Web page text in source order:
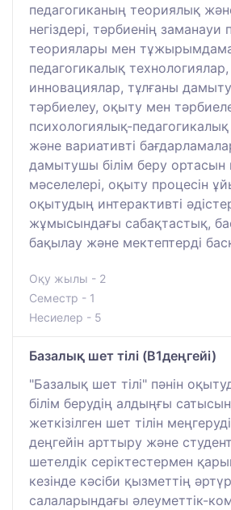
педагогиканың теориялық
негіздері, тәрбиенің заманауи
теориялары мен
педагогикалық
инновациялар, тұлғаны
тәрбиелеу, оқыту мен
психологиялық-педагогикалық
және вариативті
дамытушы білім беру ортасын
мәселелері, оқыту процесін
оқытудың интерактивті
жұмысындағы сабақтастық,
бақылау және мектептерді
Оқу жылы - 2
Семестр - 1
Несиелер - 5
Базалық шет тілі (B1деңгейі)
"Базалық шет тілі" пәнін
білім берудің алдыңғы
жеткізілген шет тілін
деңгейін арттыру және
шетелдік серіктестермен
кезінде кәсіби қызметтің
салаларындағы әлеуметтік-